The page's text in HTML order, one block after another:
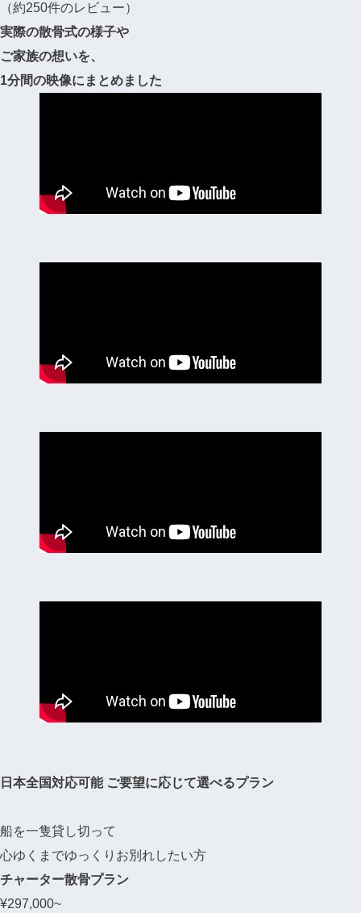
（約250件のレビュー）
実際の散骨式の様子や
ご家族の想いを、
1分間の映像にまとめました
日本全国対応可能ご要望に応じて選べるプラン
船を一隻貸し切って
心ゆくまでゆっくりお別れしたい方
チャーター散骨プラン
¥297,000~